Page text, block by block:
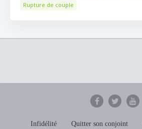
Rupture de couple
Infidélité Quitter son conjoint